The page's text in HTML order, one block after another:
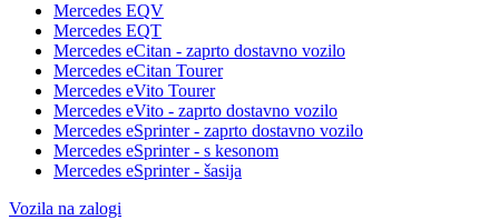
Mercedes EQV
Mercedes EQT
Mercedes eCitan - zaprto dostavno vozilo
Mercedes eCitan Tourer
Mercedes eVito Tourer
Mercedes eVito - zaprto dostavno vozilo
Mercedes eSprinter - zaprto dostavno vozilo
Mercedes eSprinter - s kesonom
Mercedes eSprinter - šasija
Vozila na zalogi